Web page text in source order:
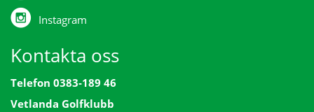
Instagram
Kontakta oss
Telefon 0383-189 46
Vetlanda Golfklubb